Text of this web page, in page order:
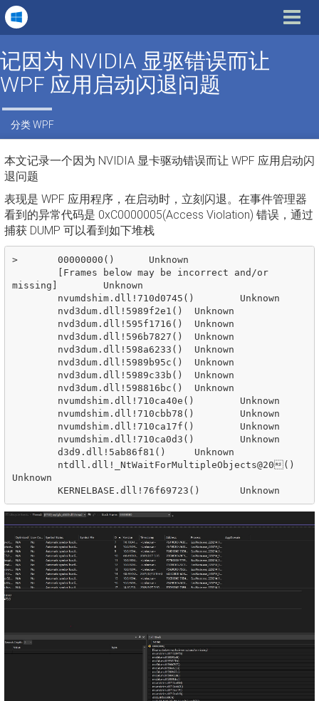
Toggle
记因为 NVIDIA 显驱错误而让
WPF 应用启动闪退问题
分类WPF
本文记录一个因为 NVIDIA 显卡驱动错误而让 WPF 应用启动闪
退问题
表现是 WPF 应用程序，在启动时，立刻闪退。在事件管理器
看到的异常代码是 0xC0000005(Access Violation) 错误，通过
捕获 DUMP 可以看到如下堆栈
>	00000000()	Unknown
missing]	Unknown
Unknown